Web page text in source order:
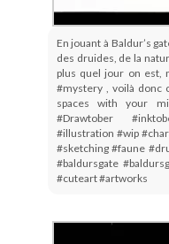
En jouant à Baldur’s
des druides, de la
plus quel jour on est,
#mystery , voilà donc
spaces with your
#Drawtober
#illustration #wip
#sketching #faune
#baldursgate
#cuteart #artworks